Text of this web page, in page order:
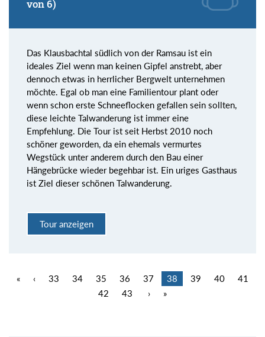
von 6)
Das Klausbachtal südlich von der Ramsau ist ein
ideales Ziel wenn man keinen Gipfel anstrebt, aber
dennoch etwas in herrlicher Bergwelt unternehmen
möchte. Egal ob man eine Familientour plant oder
wenn schon erste Schneeflocken gefallen sein sollten,
diese leichte Talwanderung ist immer eine
Empfehlung. Die Tour ist seit Herbst 2010 noch
schöner geworden, da ein ehemals vermurtes
Wegstück unter anderem durch den Bau einer
Hängebrücke wieder begehbar ist. Ein uriges Gasthaus
ist Ziel dieser schönen Talwanderung.
Tour anzeigen
« ‹ 33 34 35 36 37 38 39 40
41
42
43 › »